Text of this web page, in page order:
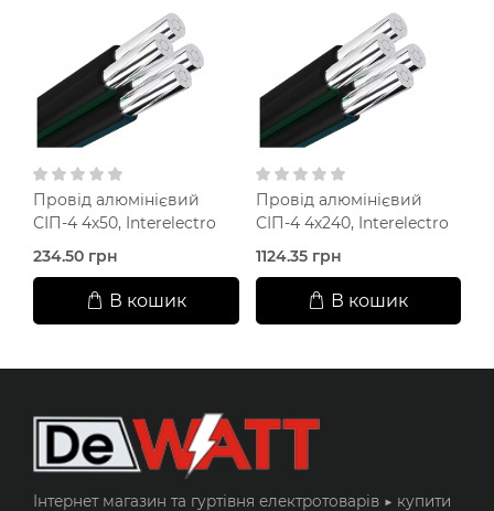
Провід алюмінієвий
СІП-4 4х50, Interelectro
234.50 грн
В кошик
Провід алюмінієвий
СІП-4 4х240, Interelectro
1124.35 грн
В кошик
Інтернет магазин та гуртівня електротоварів ▶️ купити